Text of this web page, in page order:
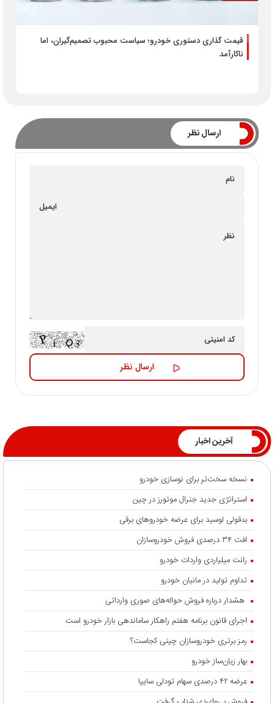
قیمت گذاری دستوری خودرو؛ سیاست محبوب تصمیم‌گیران، اما
ناکارآمد
ارسال نظر
آخرین اخبار
نسخه سخت‌تر برای نوسازی خودرو
استراتژی جدید جنرال موتورز در چین
بدقولی لوسید برای عرضه خودروهای برقی
افت ۳۴ درصدی فروش خودروسازان
رانت میلیاردی واردات خودرو
تداوم تولید در مانیان خودرو
هشدار درباره فروش حواله‌های صوری وارداتی
اجرای قانون برنامه هفتم راهکار ساماندهی بازار خودرو است
رمز برتری خودروسازان چینی کجاست؟
بهار زیان‌ساز خودرو
عرضه ۴۲ درصدی سهام تودلی سایپا